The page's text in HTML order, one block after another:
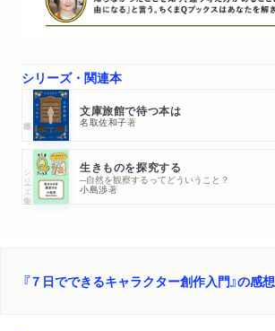
シリーズ・関連本
文庫旅館で待つ本は
名取佐和子著
シリーズ・全集 生きものを探究する
─自然を観察するってどういうこと？
小島渉著
『７日でできるキャラクター創作入門』の感